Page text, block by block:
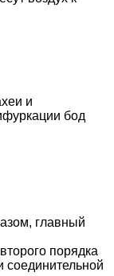
и
бод
главный
порядка
соединительной